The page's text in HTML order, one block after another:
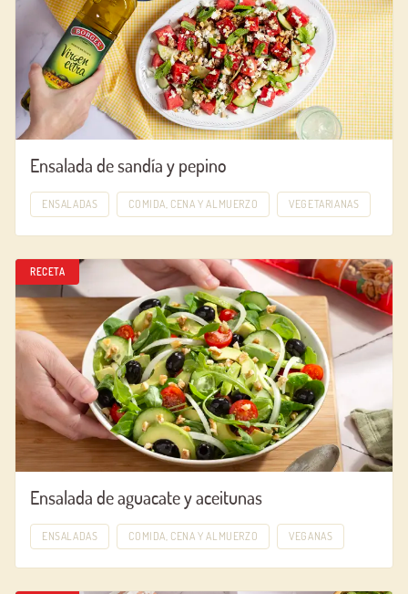
Ensalada de sandía y pepino
ENSALADAS COMIDA, CENA Y ALMUERZO VEGETARIANAS
RECETA
Ensalada de aguacate y aceitunas
ENSALADAS COMIDA, CENA Y ALMUERZO VEGANAS